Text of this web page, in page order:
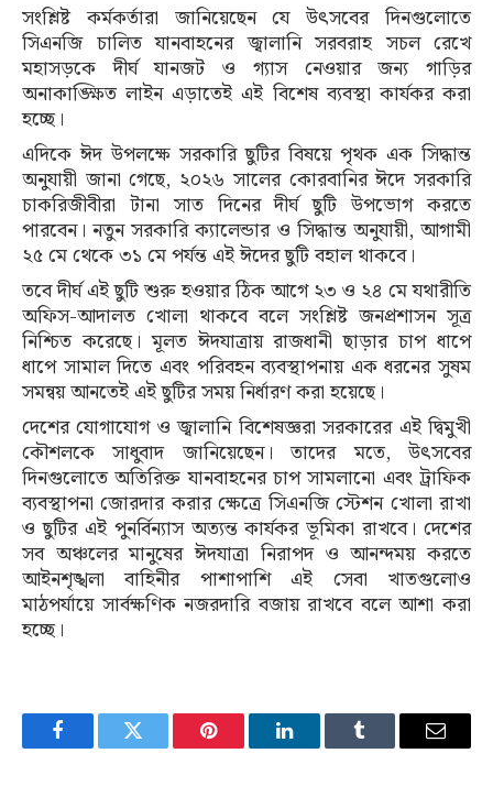
সংশ্লিষ্ট কর্মকর্তারা জানিয়েছেন যে উৎসবের দিনগুলোতে
সিএনজি চালিত যানবাহনের জ্বালানি সরবরাহ সচল রেখে
মহাসড়কে দীর্ঘ যানজট ও গ্যাস নেওয়ার জন্য গাড়ির
অনাকাঙ্ক্ষিত লাইন এড়াতেই এই বিশেষ ব্যবস্থা কার্যকর করা
হচ্ছে।
এদিকে ঈদ উপলক্ষে সরকারি ছুটির বিষয়ে পৃথক এক সিদ্ধান্ত
অনুযায়ী জানা গেছে, ২০২৬ সালের কোরবানির ঈদে সরকারি
চাকরিজীবীরা টানা সাত দিনের দীর্ঘ ছুটি উপভোগ করতে
পারবেন। নতুন সরকারি ক্যালেন্ডার ও সিদ্ধান্ত অনুযায়ী, আগামী
২৫ মে থেকে ৩১ মে পর্যন্ত এই ঈদের ছুটি বহাল থাকবে।
তবে দীর্ঘ এই ছুটি শুরু হওয়ার ঠিক আগে ২৩ ও ২৪ মে যথারীতি
অফিস-আদালত খোলা থাকবে বলে সংশ্লিষ্ট জনপ্রশাসন সূত্র
নিশ্চিত করেছে। মূলত ঈদযাত্রায় রাজধানী ছাড়ার চাপ ধাপে
ধাপে সামাল দিতে এবং পরিবহন ব্যবস্থাপনায় এক ধরনের সুষম
সমন্বয় আনতেই এই ছুটির সময় নির্ধারণ করা হয়েছে।
দেশের যোগাযোগ ও জ্বালানি বিশেষজ্ঞরা সরকারের এই দ্বিমুখী
কৌশলকে সাধুবাদ জানিয়েছেন। তাদের মতে, উৎসবের
দিনগুলোতে অতিরিক্ত যানবাহনের চাপ সামলানো এবং ট্রাফিক
ব্যবস্থাপনা জোরদার করার ক্ষেত্রে সিএনজি স্টেশন খোলা রাখা
ও ছুটির এই পুনর্বিন্যাস অত্যন্ত কার্যকর ভূমিকা রাখবে। দেশের
সব অঞ্চলের মানুষের ঈদযাত্রা নিরাপদ ও আনন্দময় করতে
আইনশৃঙ্খলা বাহিনীর পাশাপাশি এই সেবা খাতগুলোও
মাঠপর্যায়ে সার্বক্ষণিক নজরদারি বজায় রাখবে বলে আশা করা
হচ্ছে।
FacebookTwitter Pinterest LinkedInTumblr Email